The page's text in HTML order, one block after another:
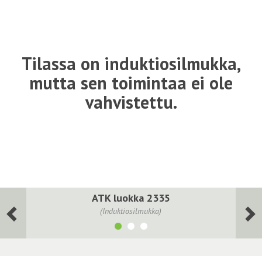
Tilassa on induktiosilmukka,
mutta sen toimintaa ei ole
vahvistettu.
ATK luokka 2335
(Induktiosilmukka)